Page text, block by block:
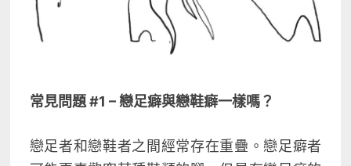
常見問題 #1 – 戀足癖與戀鞋癖一樣嗎？
戀足者和戀鞋者之間經常存在重疊。戀足癖者